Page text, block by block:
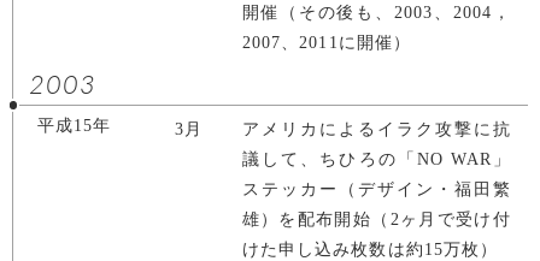
開催（その後も、2003、2004，
2007、2011に開催）
2003
平成15年 3月
アメリカによるイラク攻撃に抗
議して、ちひろの「NO WAR」
ステッカー（デザイン・福田繁
雄）を配布開始（2ヶ月で受け付
けた申し込み枚数は約15万枚）